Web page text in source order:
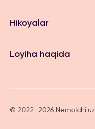
Hikoyalar
Loyiha haqida
© 2022–2026 Nemolchi.uz